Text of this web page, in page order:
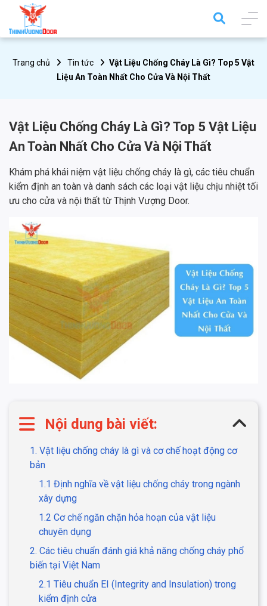
Trang chủ Tin tức
Vật Liệu Chống Cháy Là Gì? Top 5 Vật
Liệu An Toàn Nhất Cho Cửa Và Nội Thất
Vật Liệu Chống Cháy Là Gì? Top 5 Vật Liệu
An Toàn Nhất Cho Cửa Và Nội Thất
Khám phá khái niệm vật liệu chống cháy là gì, các tiêu chuẩn
kiểm định an toàn và danh sách các loại vật liệu chịu nhiệt tối
ưu cho cửa và nội thất từ Thịnh Vượng Door.
Nội dung bài viết:
1. Vật liệu chống cháy là gì và cơ chế hoạt động cơ
bản
1.1 Định nghĩa về vật liệu chống cháy trong ngành
xây dựng
1.2 Cơ chế ngăn chặn hỏa hoạn của vật liệu
chuyên dụng
2. Các tiêu chuẩn đánh giá khả năng chống cháy phổ
biến tại Việt Nam
2.1 Tiêu chuẩn EI (Integrity and Insulation) trong
kiểm định cửa